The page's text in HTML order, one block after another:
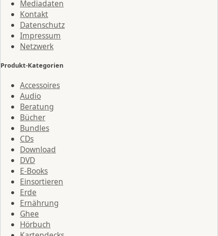
Mediadaten
Kontakt
Datenschutz
Impressum
Netzwerk
Produkt-Kategorien
Accessoires
Audio
Beratung
Bücher
Bundles
CDs
Download
DVD
E-Books
Einsortieren
Erde
Ernährung
Ghee
Hörbuch